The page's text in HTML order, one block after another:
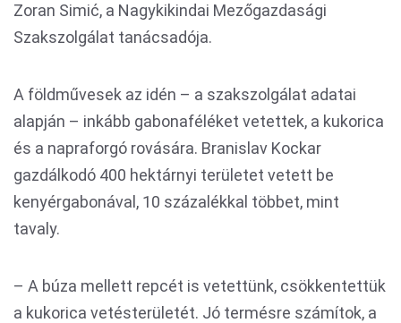
Zoran Simić, a Nagykikindai Mezőgazdasági
Szakszolgálat tanácsadója.
A földművesek az idén – a szakszolgálat adatai
alapján – inkább gabonaféléket vetettek, a kukorica
és a napraforgó rovására. Branislav Kockar
gazdálkodó 400 hektárnyi területet vetett be
kenyérgabonával, 10 százalékkal többet, mint
tavaly.
– A búza mellett repcét is vetettünk, csökkentettük
a kukorica vetésterületét. Jó termésre számítok, a